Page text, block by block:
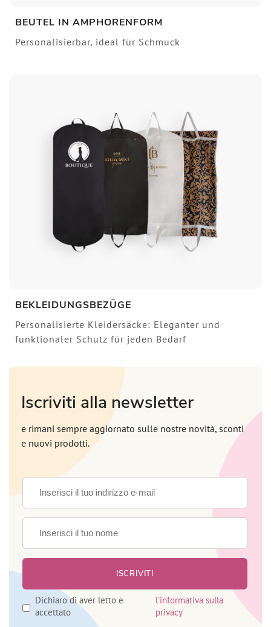
BEUTEL IN AMPHORENFORM
Personalisierbar, ideal für Schmuck
BEKLEIDUNGSBEZÜGE
Personalisierte Kleidersäcke: Eleganter und
funktionaler Schutz für jeden Bedarf
Iscriviti alla newsletter
e rimani sempre aggiornato sulle nostre novità, sconti
e nuovi prodotti.
Dichiaro di aver letto e
accettato
l'informativa sulla
privacy